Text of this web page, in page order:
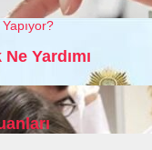
Yardımı